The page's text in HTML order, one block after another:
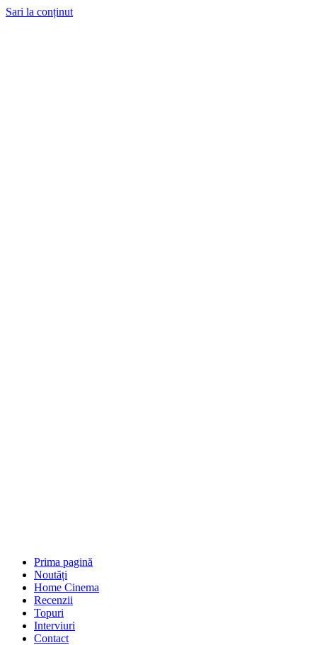
Sari la conținut
Prima pagină
Noutăți
Home Cinema
Recenzii
Topuri
Interviuri
Contact